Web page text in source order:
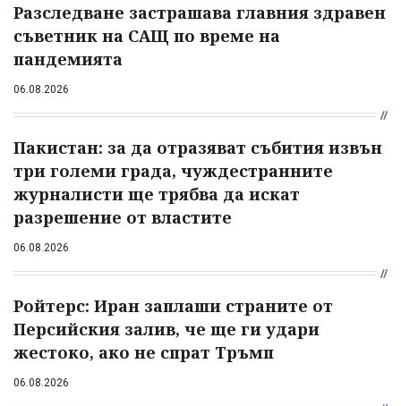
Разследване застрашава главния здравен
съветник на САЩ по време на
пандемията
06.08.2026
Пакистан: за да отразяват събития извън
три големи града, чуждестранните
журналисти ще трябва да искат
разрешение от властите
06.08.2026
Ройтерс: Иран заплаши страните от
Персийския залив, че ще ги удари
жестоко, ако не спрат Тръмп
06.08.2026